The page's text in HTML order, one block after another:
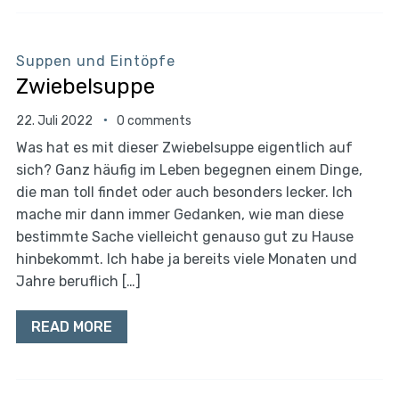
Suppen und Eintöpfe
Zwiebelsuppe
22. Juli 2022 0 comments
Was hat es mit dieser Zwiebelsuppe eigentlich auf
sich? Ganz häufig im Leben begegnen einem Dinge,
die man toll findet oder auch besonders lecker. Ich
mache mir dann immer Gedanken, wie man diese
bestimmte Sache vielleicht genauso gut zu Hause
hinbekommt. Ich habe ja bereits viele Monaten und
Jahre beruflich […]
READ MORE